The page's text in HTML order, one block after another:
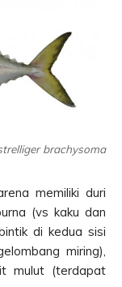
brachysoma
memiliki duri
(vs kaku dan
di kedua sisi
miring),
mulut (terdapat